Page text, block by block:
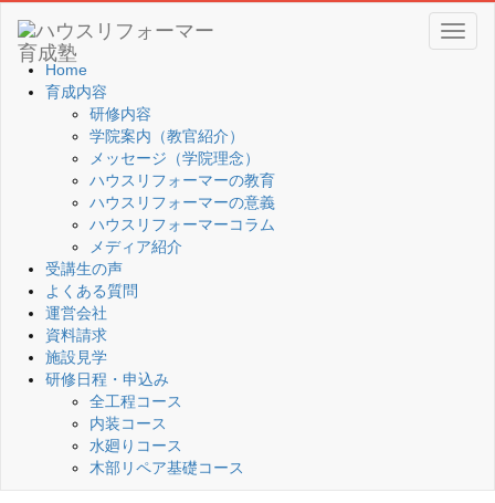
Home
育成内容
研修内容
学院案内（教官紹介）
メッセージ（学院理念）
ハウスリフォーマーの教育
ハウスリフォーマーの意義
ハウスリフォーマーコラム
メディア紹介
受講生の声
よくある質問
運営会社
資料請求
施設見学
研修日程・申込み
全工程コース
内装コース
水廻りコース
木部リペア基礎コース